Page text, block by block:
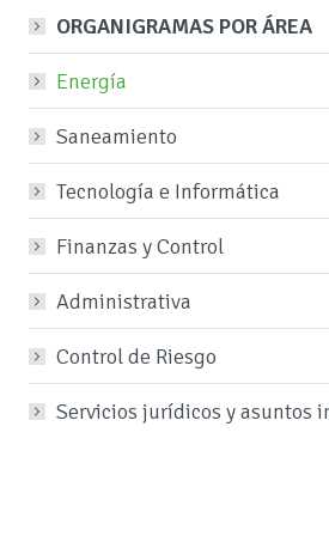
ORGANIGRAMAS POR ÁREA
Energía
Saneamiento
Tecnología e Informática
Finanzas y Control
Administrativa
Control de Riesgo
Servicios jurídicos y asuntos